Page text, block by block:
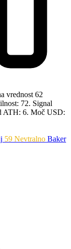
vrednost 62
72. Signal
ATH: 6. Moč USD:
59 Nevtralno Baker